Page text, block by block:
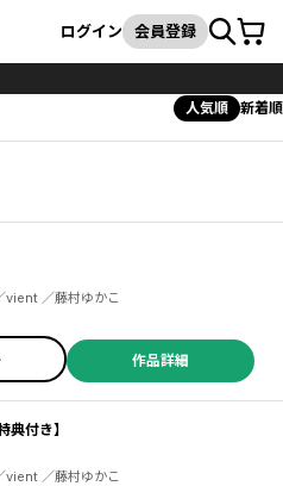
検索
ログイン 会員登録カート
人気順 新着順
笹田さな ／葛来奈都 ／vient ／藤村ゆかこ
作品詳細
典付き】
笹田さな ／葛来奈都 ／vient ／藤村ゆかこ